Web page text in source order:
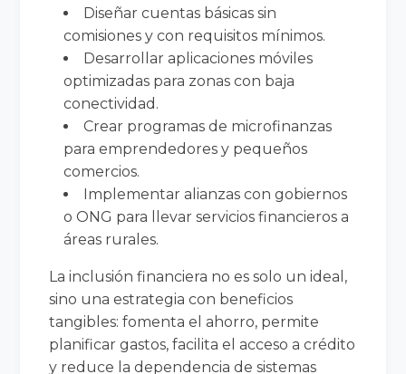
Diseñar cuentas básicas sin
comisiones y con requisitos mínimos.
Desarrollar aplicaciones móviles
optimizadas para zonas con baja
conectividad.
Crear programas de microfinanzas
para emprendedores y pequeños
comercios.
Implementar alianzas con gobiernos
o ONG para llevar servicios financieros a
áreas rurales.
La inclusión financiera no es solo un ideal,
sino una estrategia con beneficios
tangibles: fomenta el ahorro, permite
planificar gastos, facilita el acceso a crédito
y reduce la dependencia de sistemas